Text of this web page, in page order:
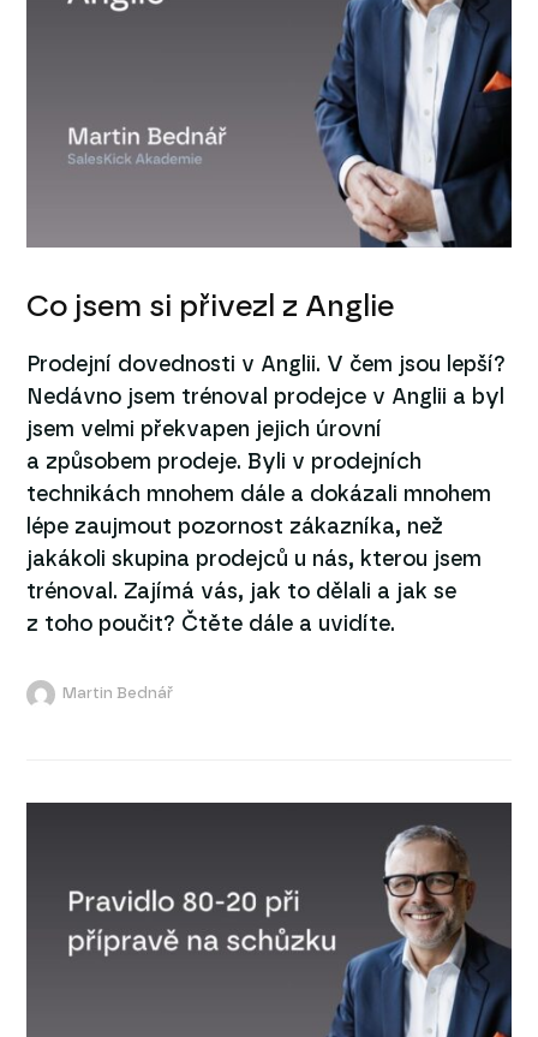
Co jsem si přivezl z Anglie
Prodejní dovednosti v Anglii. V čem jsou lepší?
Nedávno jsem trénoval prodejce v Anglii a byl
jsem velmi překvapen jejich úrovní
a způsobem prodeje. Byli v prodejních
technikách mnohem dále a dokázali mnohem
lépe zaujmout pozornost zákazníka, než
jakákoli skupina prodejců u nás, kterou jsem
trénoval. Zajímá vás, jak to dělali a jak se
z toho poučit? Čtěte dále a uvidíte.
Martin Bednář